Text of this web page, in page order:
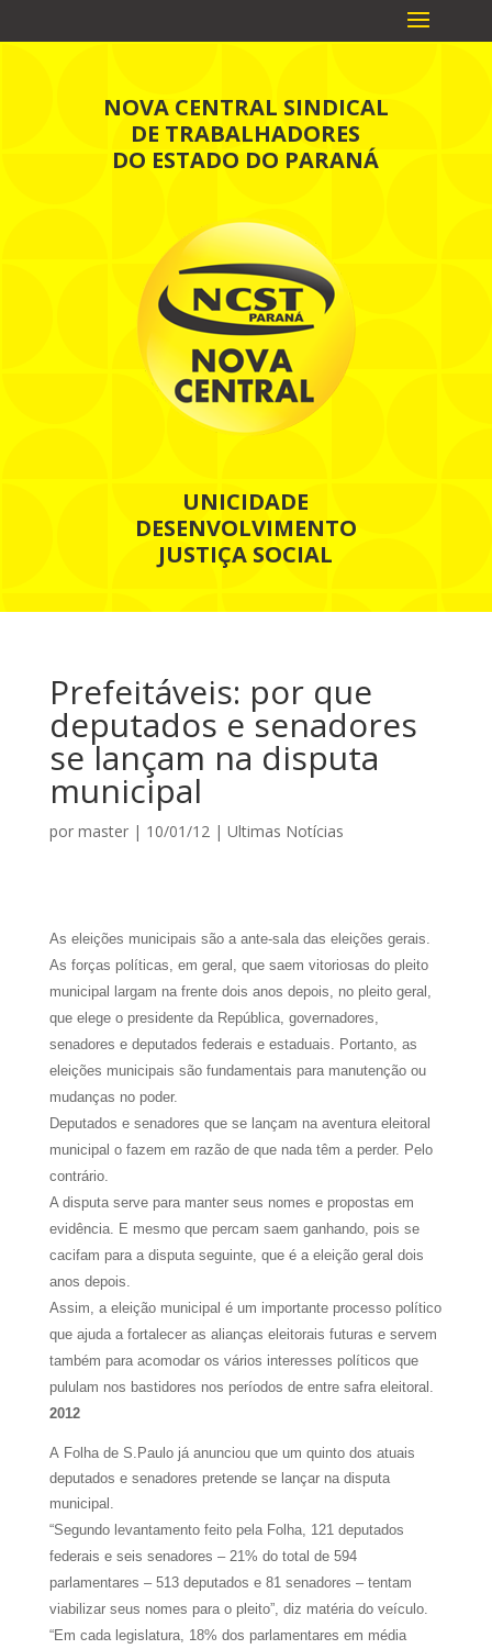
NOVA CENTRAL SINDICAL
DE TRABALHADORES
DO ESTADO DO PARANÁ
UNICIDADE
DESENVOLVIMENTO
JUSTIÇA SOCIAL
Prefeitáveis: por que
deputados e senadores
se lançam na disputa
municipal
por master| 10/01/12| Ultimas Notícias
As eleições municipais são a ante-sala das eleições gerais.
As forças políticas, em geral, que saem vitoriosas do pleito
municipal largam na frente dois anos depois, no pleito geral,
que elege o presidente da República, governadores,
senadores e deputados federais e estaduais. Portanto, as
eleições municipais são fundamentais para manutenção ou
mudanças no poder.
Deputados e senadores que se lançam na aventura eleitoral
municipal o fazem em razão de que nada têm a perder. Pelo
contrário.
A disputa serve para manter seus nomes e propostas em
evidência. E mesmo que percam saem ganhando, pois se
cacifam para a disputa seguinte, que é a eleição geral dois
anos depois.
Assim, a eleição municipal é um importante processo político
que ajuda a fortalecer as alianças eleitorais futuras e servem
também para acomodar os vários interesses políticos que
pululam nos bastidores nos períodos de entre safra eleitoral.
2012
A Folha de S.Paulo já anunciou que um quinto dos atuais
deputados e senadores pretende se lançar na disputa
municipal.
“Segundo levantamento feito pela Folha, 121 deputados
federais e seis senadores – 21% do total de 594
parlamentares – 513 deputados e 81 senadores – tentam
viabilizar seus nomes para o pleito”, diz matéria do veículo.
“Em cada legislatura, 18% dos parlamentares em média